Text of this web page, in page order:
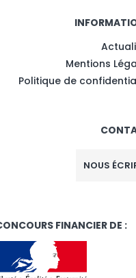
Mentions
Politique de
NOUS
FINANCIER DE :